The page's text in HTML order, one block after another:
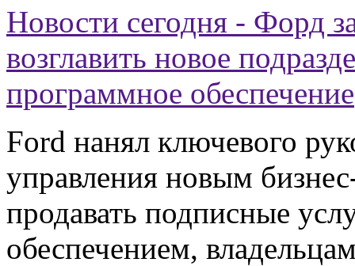
Новости сегодня - Форд
возглавить новое
программное обеспечение
Ford нанял ключевого
управления новым
продавать подписные
обеспечением,